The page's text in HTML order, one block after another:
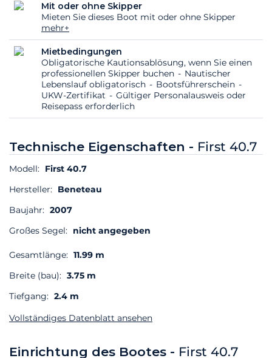
Mit oder ohne Skipper
Mieten Sie dieses Boot mit oder ohne Skipper
mehr+
Mietbedingungen
Obligatorische Kautionsablösung, wenn Sie einen
professionellen Skipper buchen
Nautischer
Lebenslauf obligatorisch
Bootsführerschein
UKW-Zertifikat
Gültiger Personalausweis oder
Reisepass erforderlich
Technische Eigenschaften - First 40.7
Modell: First 40.7
Hersteller: Beneteau
Baujahr: 2007
Großes Segel: nicht angegeben
Gesamtlänge: 11.99 m
Breite (bau): 3.75 m
Tiefgang: 2.4 m
Vollständiges Datenblatt ansehen
Einrichtung des Bootes - First 40.7